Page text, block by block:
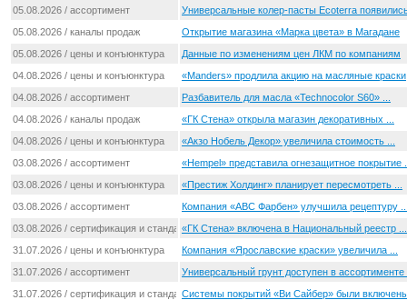
05.08.2026 / ассортимент
Универсальные колер-пасты Ecoterra
05.08.2026 / каналы продаж
Открытие магазина «Марка цвета» в Магадане
05.08.2026 / цены и конъюнктура
Данные по изменениям цен ЛКМ по компаниям
04.08.2026 / цены и конъюнктура
«Manders» продлила акцию на масляные краски
04.08.2026 / ассортимент
Разбавитель для масла «Technocolor S60» ...
04.08.2026 / каналы продаж
«ГК Стена» открыла магазин декоративных ...
04.08.2026 / цены и конъюнктура
«Акзо Нобель Декор» увеличила стоимость ...
03.08.2026 / ассортимент
«Hempel» представила огнезащитное покрытие
03.08.2026 / цены и конъюнктура
«Престиж Холдинг» планирует пересмотреть ...
03.08.2026 / ассортимент
Компания «ABC Фарбен» улучшила рецептуру
03.08.2026 / сертификация и стандартизация«ГК Стена» включена в Национальный реестр ...
31.07.2026 / цены и конъюнктура
Компания «Ярославские краски» увеличила ...
31.07.2026 / ассортимент
Универсальный грунт доступен в ассортименте
31.07.2026 / сертификация и стандартизацияСистемы покрытий «Ви Сайбер» были